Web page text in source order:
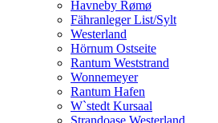
Havneby Rømø
Fähranleger List/Sylt
Westerland
Hörnum Ostseite
Rantum Weststrand
Wonnemeyer
Rantum Hafen
W`stedt Kursaal
Strandoase Westerland